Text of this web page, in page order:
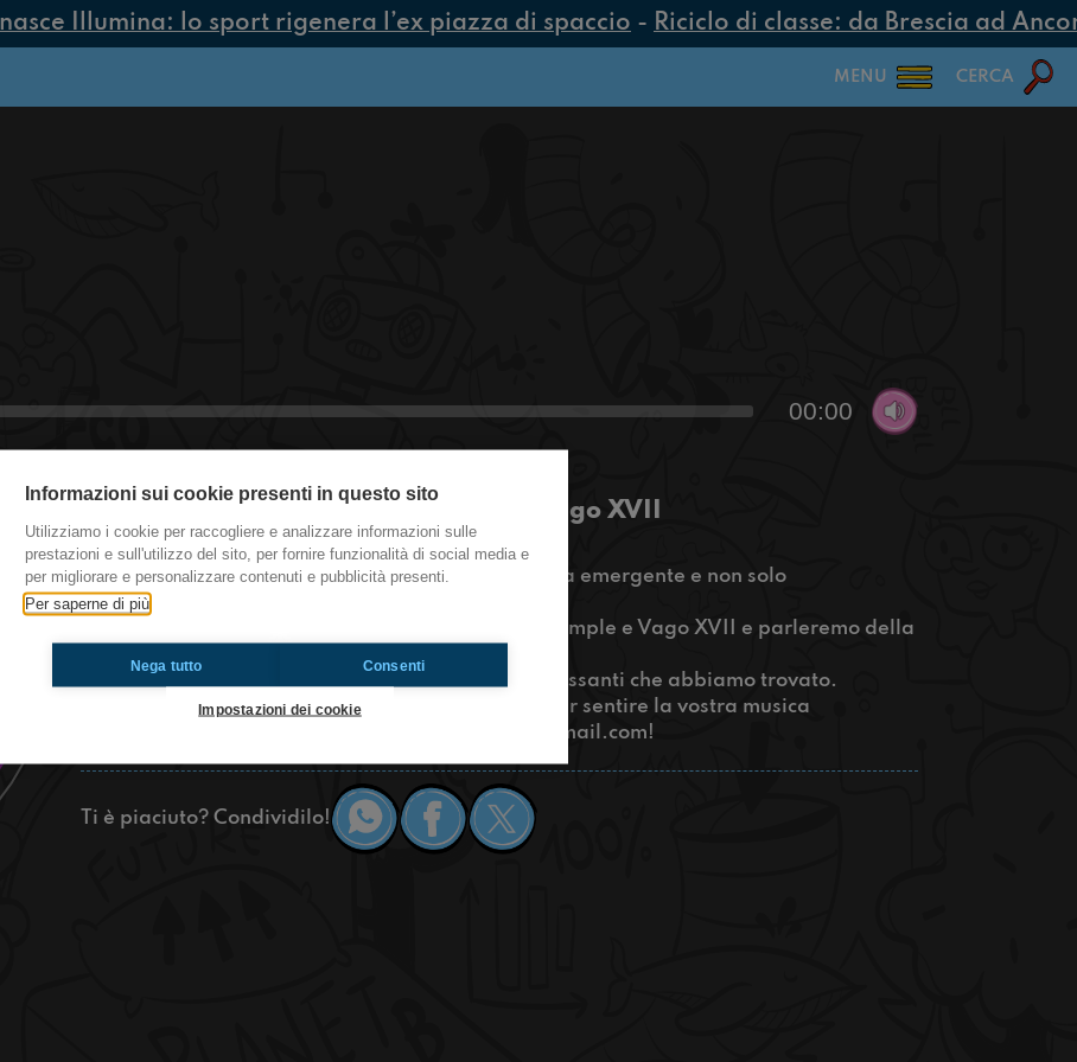
Illumina: lo sport rigenera l’ex piazza di spaccio- Riciclo di classe: da Brescia ad
MENU CERCA
00:00
+Stonati - Intervista a Alec Temple e Vago XVII
Tutti i martedì
+Stonati | La musica del futuro - Parliamo di musica emergente e non solo
Ciao regaz! Oggi a +Stonati intervisteremo Alec Temple e Vago XVII e parleremo della
Parleremo anche di Vybes e delle notizie più interessanti che abbiamo trovato.
Stay tuned e se avete dagli 11 ai 20 anni e volete far sentire la vostra musica
radioimmaginaria@gmail.com!
Ti è piaciuto? Condividilo!
Informazioni sui cookie presenti in questo sito
Utilizziamo i cookie per raccogliere e analizzare informazioni sulle
prestazioni e sull'utilizzo del sito, per fornire funzionalità di social media e
per migliorare e personalizzare contenuti e pubblicità presenti.
Per saperne di più
Nega tutto Consenti
Impostazioni dei cookie